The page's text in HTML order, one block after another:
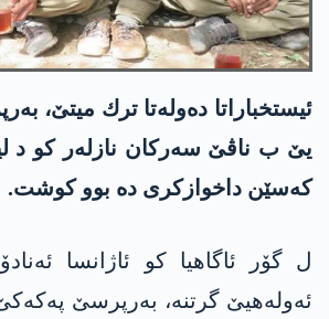
ئیستخباراتا ده‌وله‌تا ترك میتێ،
یێ ب ناڤێ سەرکان نازلەر کو د
کەسێن داخوازكری ده‌ بوو كوشت.
ل گۆر ئاگاهیا کو ئاژانسا
ئەولەهیێ گرتنه‌، به‌رپرسێ